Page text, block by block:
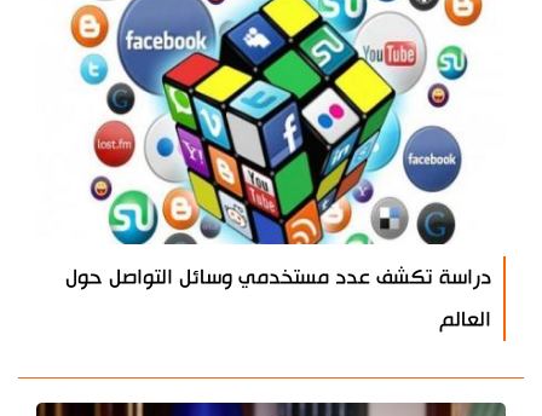
دراسة تكشف عدد مستخدمي وسائل التواصل حول
العالم